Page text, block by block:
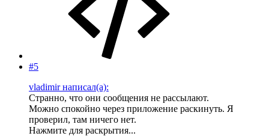
#5
vladimir написал(а):
Странно, что они сообщения не рассылают.
Можно спокойно через приложение раскинуть. Я
проверил, там ничего нет.
Нажмите для раскрытия...